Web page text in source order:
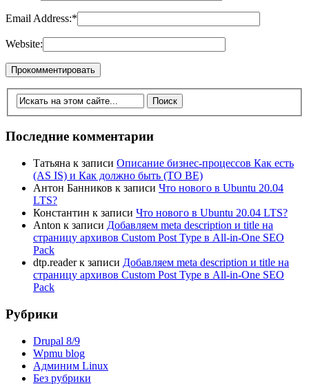
Email Address:*
Website:
Последние комментарии
Татьяна к записи Описание бизнес-процессов Как есть
(AS IS) и Как должно быть (TO BE)
Антон Банников к записи Что нового в Ubuntu 20.04
LTS?
Константин к записи Что нового в Ubuntu 20.04 LTS?
Anton к записи Добавляем meta description и title на
страницу архивов Custom Post Type в All-in-One SEO
Pack
dtp.readerк записи Добавляем meta description и title на
страницу архивов Custom Post Type в All-in-One SEO
Pack
Рубрики
Drupal 8/9
Wpmu blog
Админим Linux
Без рубрики